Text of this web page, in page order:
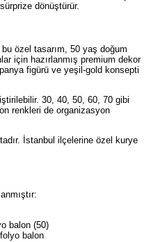
dönüştürür.
özel tasarım, 50 yaş doğum
için hazırlanmış premium dekor
figürü ve yeşil-gold konsepti
30, 40, 50, 60, 70 gibi
renkleri de organizasyon
İstanbul ilçelerine özel kurye
balon (50)
balon